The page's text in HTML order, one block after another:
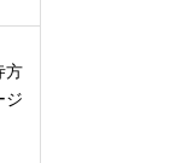
方
ジ